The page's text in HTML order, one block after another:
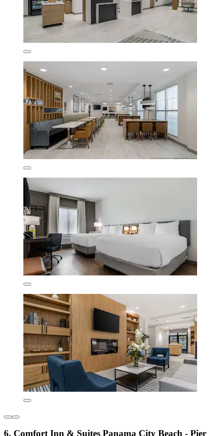
6. Comfort Inn & Suites Panama City Beach - Pier